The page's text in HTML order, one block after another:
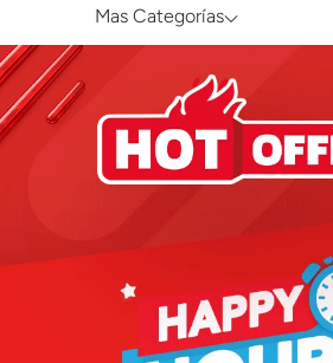
Mas Categorías
Juguetes para Bebés
Preescolar
Figuras de Acción
Gadgets y Electrónicos
Juegos de Mesa